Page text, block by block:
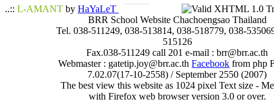
..:: L-AMANT by HaYaLeT
BRR School Website Chachoengsao Thailand
Tel. 038-511249, 038-513814, 038-518779, 038-
515126
Fax.038-511249 call 201 e-mail : brr@brr.ac.th
Webmaster : gatetip.joy@brr.ac.thFacebook from php
7.02.07(17-10-2558) / September 2550 (2007)
The best view this website as 1024 pixel Text size -
with Firefox web browser version 3.0 or over.